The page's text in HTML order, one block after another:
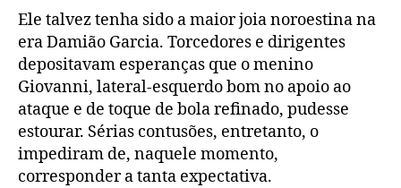
Ele talvez tenha sido a maior joia noroestina na
era Damião Garcia. Torcedores e dirigentes
depositavam esperanças que o menino
Giovanni, lateral-esquerdo bom no apoio ao
ataque e de toque de bola refinado, pudesse
estourar. Sérias contusões, entretanto, o
impediram de, naquele momento,
corresponder a tanta expectativa.